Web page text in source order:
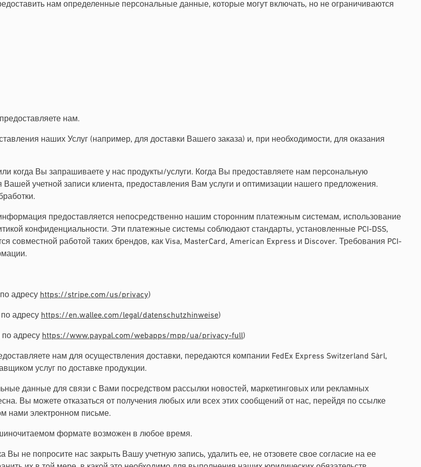
нам определенные персональные данные, которые могут включать, но не ограничиваются
нам.
наших Услуг (например, для доставки Вашего заказа) и, при необходимости, для оказания
когда Вы запрашиваете у нас продукты/услуги. Когда Вы предоставляете нам персональную
учетной записи клиента, предоставления Вам услуги и оптимизации нашего предложения.
предоставляется непосредственно нашим сторонним платежным системам, использование
конфиденциальности. Эти платежные системы соблюдают стандарты, установленные PCI-DSS,
совместной работой таких брендов, как Visa, MasterCard, American Express и Discover. Требования PCI-
адресу https://stripe.com/us/privacy)
адресу https://en.wallee.com/legal/datenschutzhinweise)
адресу https://www.paypal.com/webapps/mpp/ua/privacy-full)
нам для осуществления доставки, передаются компании FedEx Express Switzerland Sàrl,
услуг по доставке продукции.
данные для связи с Вами посредством рассылки новостей, маркетинговых или рекламных
Вы можете отказаться от получения любых или всех этих сообщений от нас, перейдя по ссылке
нами электронном письме.
формате возможен в любое время.
не попросите нас закрыть Вашу учетную запись, удалить ее, не отзовете свое согласие на ее